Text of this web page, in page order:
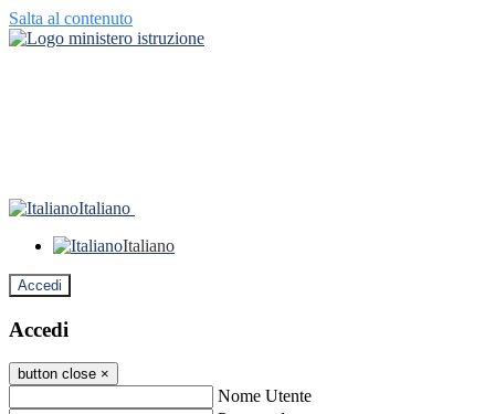
Salta al contenuto
Italiano
Italiano
Accedi
Accedi
button close ×
Nome Utente